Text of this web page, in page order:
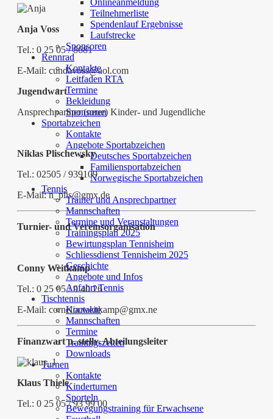
Onlineanmeldung
Teilnehmerliste
Spendenlauf Ergebnisse
Laufstrecke
Sponsoren
Rennrad
Kontakte
Leitfaden RTA
Termine
Bekleidung
Sponsoren
Sportabzeichen
Kontakte
Angebote Sportabzeichen
Deutsches Sportabzeichen
Familiensportabzeichen
Norwegische Sportabzeichen
Tennis
Trainer und Ansprechpartner
Mannschaften
Termine und Veranstaltungen
Trainingsplan 2025
Bewirtungsplan Tennisheim
Schliessdienst Tennisheim 2025
Geschichte
Angebote und Infos
Anfahrt Tennis
Tischtennis
Kontakte
Mannschaften
Termine
Trainingszeiten
Downloads
Turnen
Kontakte
Kinderturnen
Sporteln
Bewegungstraining für Erwachsene
Anja Voss
Tel.: 0 25 05 / 8681
E-Mail: cundavoss@aol.com
Jugendwart
Ansprechpartner (neue) Kinder- und Jugendliche
Niklas Plischewsky
Tel.: 02505 / 939109
E-Mail: n_plis@gmx.de
Turnier- und Vereinsorganisation
Conny Weitkamp
Tel.: 0 25 05 / 9 40 26
E-Mail: cornelia.weitkamp@gmx.ne
Finanzwart u. stellv. Abteilungsleiter
Klaus Thiele
Tel.: 0 25 05 / 93 99 00